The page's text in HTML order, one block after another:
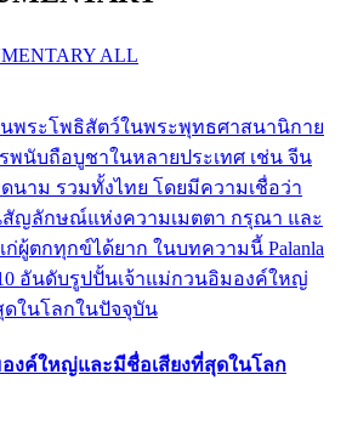
ALL
นพระโพธิสัตว์ในพระพุทธศาสนานิกาย
พนับถือบูชาในหลายประเทศ เช่น จีน
นาม รวมทั้งไทย โดยมีความเชื่อว่า
สัญลักษณ์แห่งความเมตตา กรุณา และ
ผู้ตกทุกข์ได้ยาก ในบทความนี้ Palanla
อันดับรูปปั้นเจ้าแม่กวนอิมองค์ใหญ่
ดในโลกในปัจจุบัน
งค์ใหญ่และมีชื่อเสียงที่สุดในโลก